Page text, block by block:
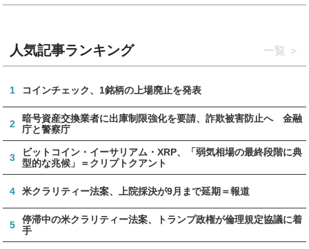
人気記事ランキング 一覧
1 コインチェック、1銘柄の上場廃止を発表
2
暗号資産交換業者に出庫制限強化を要請、詐欺被害防止へ 金融
庁と警察庁
3
ビットコイン・イーサリアム・XRP、「弱気相場の最終段階に典
型的な兆候」＝クリプトクアント
4 米クラリティー法案、上院採決が9月まで延期＝報道
5
停滞中の米クラリティー法案、トランプ政権が倫理規定協議に着
手